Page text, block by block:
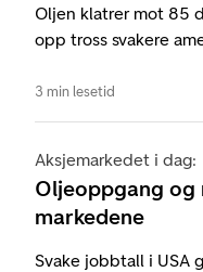
Oljen klatrer mot 85
opp tross svakere
3 min lesetid
Aksjemarkedet i dag:
Oljeoppgang
markedene
Svake jobbtall i USA